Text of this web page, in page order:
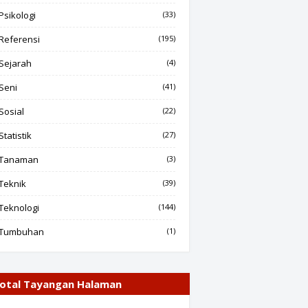
(33)
(195)
(4)
(41)
(22)
(27)
(3)
(39)
(144)
(1)
Tayangan Halaman